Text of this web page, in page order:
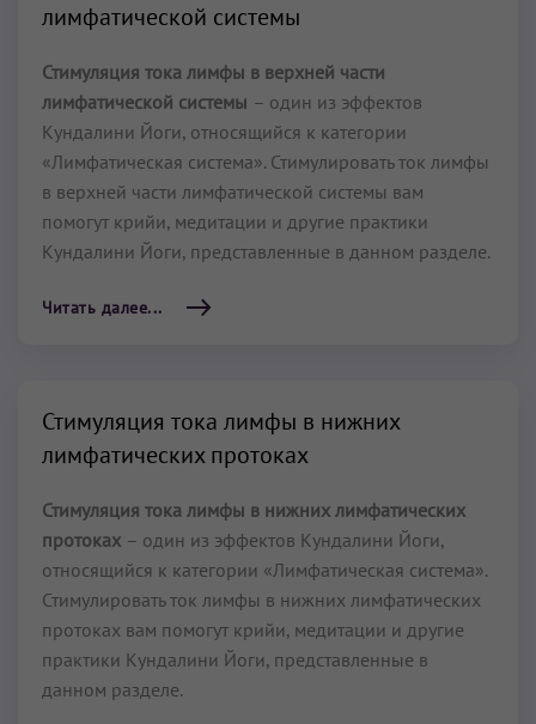
лимфатической системы
Стимуляция тока лимфы в верхней части
лимфатической системы – один из эффектов
Кундалини Йоги, относящийся к категории
«Лимфатическая система». Стимулировать ток лимфы
в верхней части лимфатической системы вам
помогут крийи, медитации и другие практики
Кундалини Йоги, представленные в данном разделе.
Читать далее...
Стимуляция тока лимфы в нижних
лимфатических протоках
Стимуляция тока лимфы в нижних лимфатических
протоках – один из эффектов Кундалини Йоги,
относящийся к категории «Лимфатическая система».
Стимулировать ток лимфы в нижних лимфатических
протоках вам помогут крийи, медитации и другие
практики Кундалини Йоги, представленные в
данном разделе.